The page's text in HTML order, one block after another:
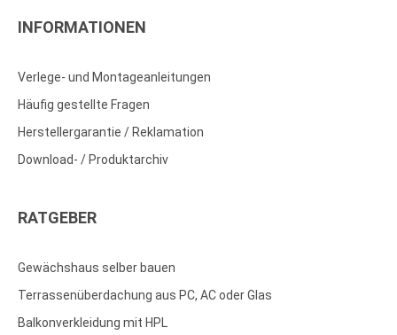
INFORMATIONEN
Verlege- und Montageanleitungen
Häufig gestellte Fragen
Herstellergarantie / Reklamation
Download- / Produktarchiv
RATGEBER
Gewächshaus selber bauen
Terrassenüberdachung aus PC, AC oder Glas
Balkonverkleidung mit HPL